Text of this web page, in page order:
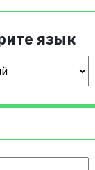
язык
язык